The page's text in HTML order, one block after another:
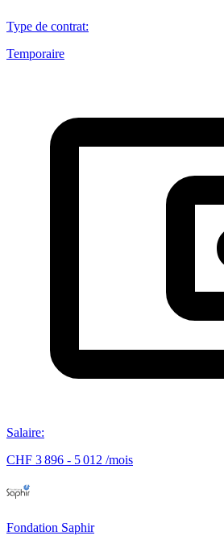
Type de contrat:
Temporaire
Salaire:
CHF 3 896 - 5 012 /mois
Fondation Saphir